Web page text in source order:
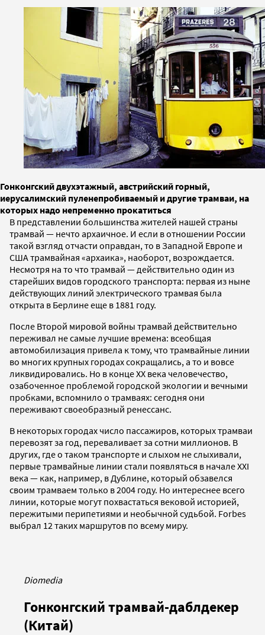
Гонконгский двухэтажный, австрийский горный,
иерусалимский пуленепробиваемый и другие трамваи, на
которых надо непременно прокатиться
В представлении большинства жителей нашей страны
трамвай — нечто архаичное. И если в отношении России
такой взгляд отчасти оправдан, то в Западной Европе и
США трамвайная «архаика», наоборот, возрождается.
Несмотря на то что трамвай — действительно один из
старейших видов городского транспорта: первая из ныне
действующих линий электрического трамвая была
открыта в Берлине еще в 1881 году.
После Второй мировой войны трамвай действительно
переживал не самые лучшие времена: всеобщая
автомобилизация привела к тому, что трамвайные линии
во многих крупных городах сокращались, а то и вовсе
ликвидировались. Но в конце XX века человечество,
озабоченное проблемой городской экологии и вечными
пробками, вспомнило о трамваях: сегодня они
переживают своеобразный ренессанс.
В некоторых городах число пассажиров, которых трамваи
перевозят за год, переваливает за сотни миллионов. В
других, где о таком транспорте и слыхом не слыхивали,
первые трамвайные линии стали появляться в начале XXI
века — как, например, в Дублине, который обзавелся
своим трамваем только в 2004 году. Но интереснее всего
линии, которые могут похвастаться вековой историей,
пережитыми перипетиями и необычной судьбой. Forbes
выбрал 12 таких маршрутов по всему миру.
Diomedia
Гонконгский трамвай-даблдекер
(Китай)